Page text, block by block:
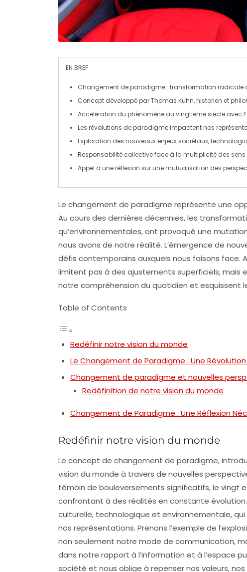
EN BREF
Changement de paradigme : transformation radicale
Concept développé parThomas Kuhn, historien et
Accélération du phénomène au vingtième siècle avec
Les révolutions de paradigme impactent nos
Exploration des nouveaux enjeux sociétaux,
Responsabilité collectiveface à la multiplicité des sens
Appel à une réflexion sur unemutualisation des
Le changement de paradigme représente une
Au cours des dernières décennies, les
qu’environnementales, ont provoqué une
nous avons de notre réalité. L’émergence de
défis contemporains auxquels nous faisons face.
limitent pas à des ajustements superficiels, mais
notre compréhension du quotidien et esquissent
Table of Contents
Redéfinir notre vision du monde
Le Changement de Paradigme : Une
Changement de paradigme et nouvelles
Redéfinition de notre vision du monde
Changement de Paradigme : Une Réflexion
Redéfinir notre vision du monde
Le concept de changement de paradigme,
vision du monde à travers de nouvelles
témoin de bouleversements significatifs, le vingt
confrontant à des réalités en constante
culturelle, technologique et environnementale,
nos représentations. Prenons l’exemple de
non seulement notre mode de communication,
dans notre rapport à l’information et à l’espace
société et nous oblige à repenser nos valeurs,